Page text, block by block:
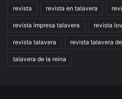
revista revista en talavera
revista impresa talavera revista
revista talavera revista talavera
talavera de la reina